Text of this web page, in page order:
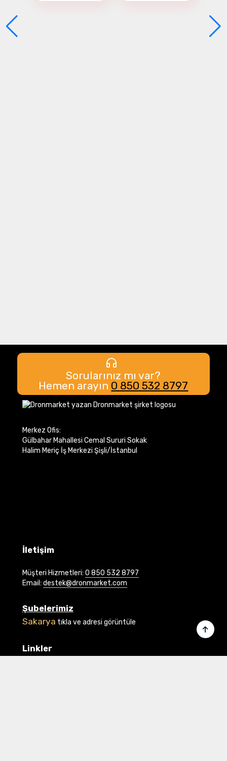
Sorularınız mı var?
Hemen arayın 0 850 532 8797
Merkez Ofis:
Gülbahar Mahallesi Cemal Sururi Sokak
Halim Meriç İş Merkezi Şişli/İstanbul
İletişim
Müşteri Hizmetleri: 0 850 532 8797
Email: destek@dronmarket.com
Şubelerimiz
Sakarya tıkla ve adresi görüntüle
Linkler